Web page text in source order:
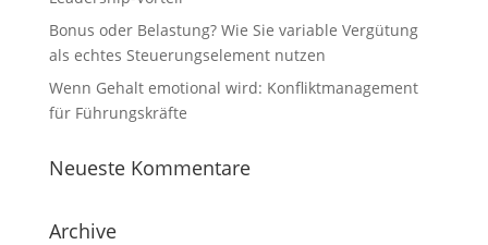
Bonus oder Belastung? Wie Sie variable Vergütung
als echtes Steuerungselement nutzen
Wenn Gehalt emotional wird: Konfliktmanagement
für Führungskräfte
Neueste Kommentare
Archive